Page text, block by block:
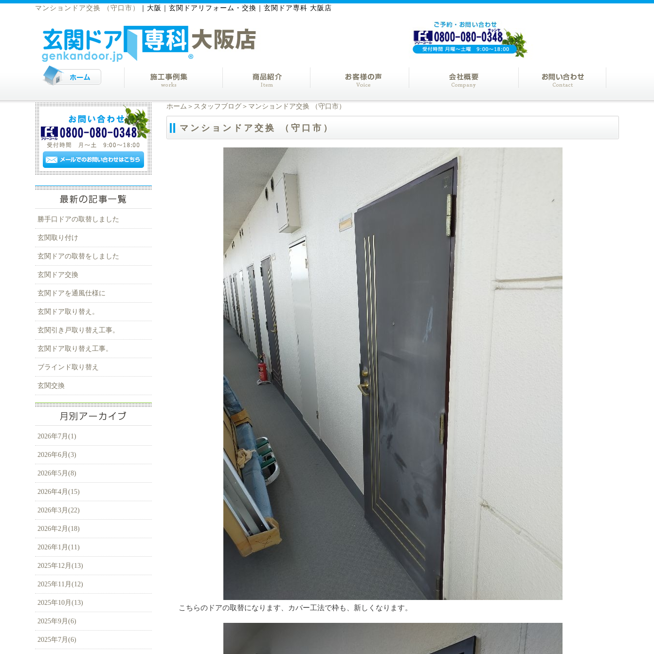
マンションドア交换 （守口市） 大阪｜玄関ドアリフォーム・交換｜玄関ドア専科 大阪店
ホーム ＞ スタッフブログ ＞マンションドア交换 （守口市）
マンションドア交换 （守口市）
こちらのドアの取替になります、カバー工法で枠も、新しくなります。
勝手口ドアの取替しました
玄関取り付け
玄関ドアの取替をしました
玄関ドア交換
玄関ドアを通風仕様に
玄関ドア取り替え。
玄関引き戸取り替え工事。
玄関ドア取り替え工事。
ブラインド取り替え
玄関交換
2026年7月(1)
2026年6月(3)
2026年5月(8)
2026年4月(15)
2026年3月(22)
2026年2月(18)
2026年1月(11)
2025年12月(13)
2025年11月(12)
2025年10月(13)
2025年9月(6)
2025年7月(6)